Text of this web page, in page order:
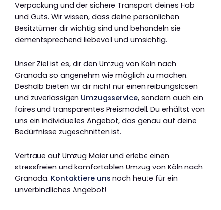
Verpackung und der sichere Transport deines Hab
und Guts. Wir wissen, dass deine persönlichen
Besitztümer dir wichtig sind und behandeln sie
dementsprechend liebevoll und umsichtig.
Unser Ziel ist es, dir den Umzug von Köln nach
Granada so angenehm wie möglich zu machen.
Deshalb bieten wir dir nicht nur einen reibungslosen
und zuverlässigen Umzugsservice, sondern auch ein
faires und transparentes Preismodell. Du erhältst von
uns ein individuelles Angebot, das genau auf deine
Bedürfnisse zugeschnitten ist.
Vertraue auf Umzug Maier und erlebe einen
stressfreien und komfortablen Umzug von Köln nach
Granada. Kontaktiere uns noch heute für ein
unverbindliches Angebot!